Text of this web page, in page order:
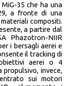
35 che ha una
a fronte di una
compositi.
a partire dal
Phazotron-NIIR
i bersagli aerei e
il tracking di
aerei o 4
invece,
sui motori